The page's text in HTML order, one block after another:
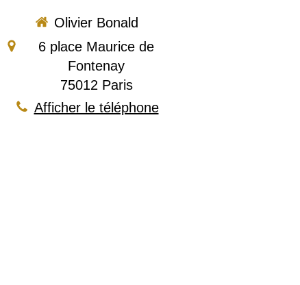
Olivier Bonald
6 place Maurice de
Fontenay
75012 Paris
Afficher le téléphone